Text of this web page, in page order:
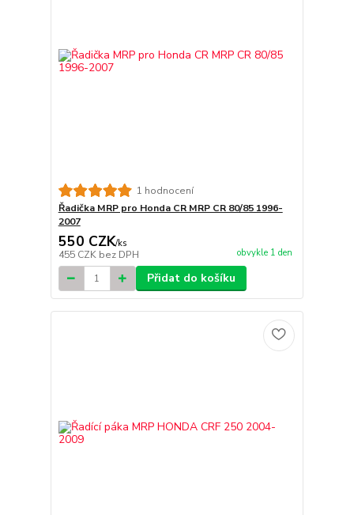
1 hodnocení
Řadička MRP pro Honda CR MRP CR 80/85 1996-
2007
550 CZK/ks
455 CZK bez DPH obvykle 1 den
Přidat do košíku